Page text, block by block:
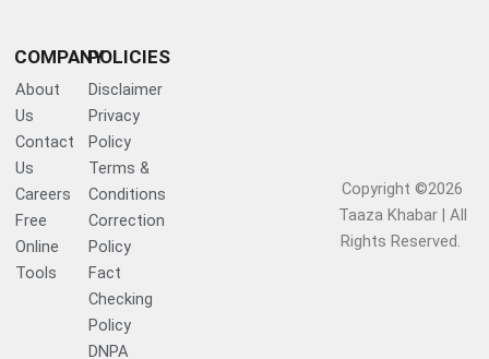
COMPANY
About
Us
Contact
Us
Careers
Free
Online
Tools
POLICIES
Disclaimer
Privacy
Policy
Terms &
Conditions
Correction
Policy
Fact
Checking
Policy
DNPA
Copyright ©2026
Taaza Khabar | All
Rights Reserved.​